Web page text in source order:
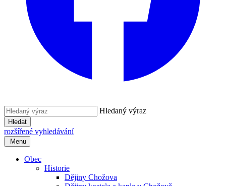
Hledaný výraz
Hledat
rozšířené vyhledávání
Menu
Obec
Historie
Dějiny Chožova